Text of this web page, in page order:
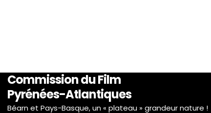
Commission du Film
Pyrénées-Atlantiques
Béarn et Pays-Basque, un « plateau » grandeur nature !